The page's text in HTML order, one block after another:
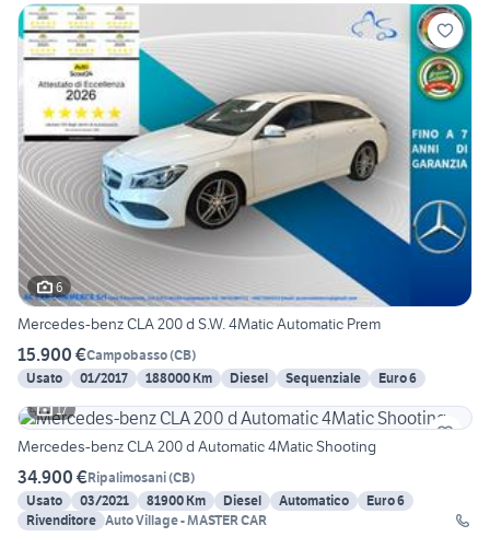
6
Mercedes-benz CLA 200 d S.W. 4Matic Automatic Prem
15.900 €Campobasso(CB)
Usato
01/2017 188000 Km Diesel Sequenziale
Euro 6
17
Mercedes-benz CLA 200 d Automatic 4Matic Shooting
34.900 €Ripalimosani(CB)
Usato
03/2021 81900 Km Diesel Automatico
Euro 6
Rivenditore Auto Village - MASTER CAR